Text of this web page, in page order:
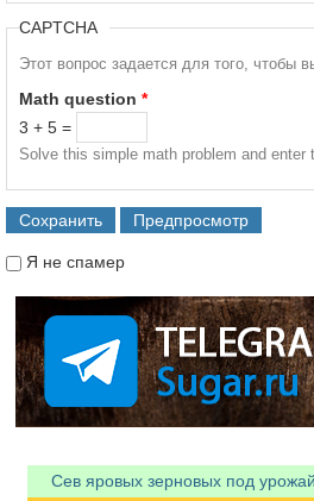
CAPTCHA
Этот вопрос задается для того, чтобы
Math question *
3 + 5 =
Solve this simple math problem and enter
Я не спамер
Сев яровых зерновых под